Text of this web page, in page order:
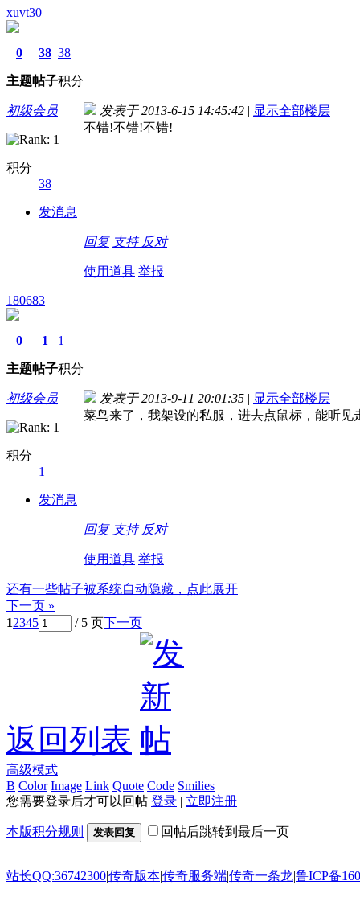
xuvt30
0
主题
38
帖子
38
积分
初级会员
积分
38
发消息
发表于 2013-6-15 14:45:42 | 显示全部楼层
不错!不错!不错!
回复 支持 反对
使用道具 举报
180683
0
主题
1
帖子
1
积分
初级会员
积分
1
发消息
发表于 2013-9-11 20:01:35 | 显示全部楼层
菜鸟来了，我架设的私服，进去点鼠标，能听
回复 支持 反对
使用道具 举报
还有一些帖子被系统自动隐藏，点此展开
下一页 »
12345 / 5 页下一页
返回列表
高级模式
B Color Image Link Quote Code Smilies
您需要登录后才可以回帖 登录 | 立即注册
本版积分规则 发表回复 回帖后跳转到最后一页
站长QQ:36742300|传奇版本|传奇服务端|传奇一条龙|鲁ICP备